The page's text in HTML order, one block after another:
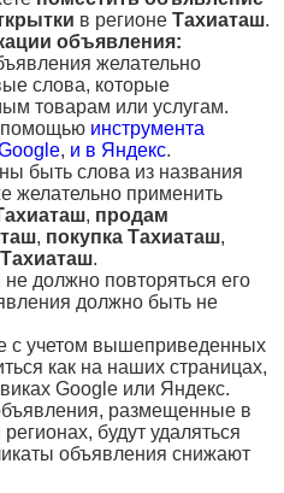
в регионе Тахиаташ.
объявления:
желательно
слова, которые
товарам или услугам.
помощью инструмента
, и в Яндекс.
быть слова из названия
желательно применить
, продам
, покупка Тахиаташ,
.
должно повторяться его
должно быть не
с учетом вышеприведенных
как на наших страницах,
Google или Яндекс.
размещенные в
будут удаляться
объявления снижают